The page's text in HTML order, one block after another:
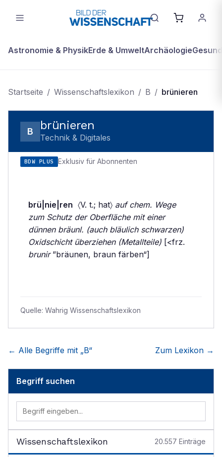
Astronomie & PhysikErde & UmweltArchäologie
Startseite / Wissenschaftslexikon / B / brünieren
B brünieren
Technik & Digitales
BDW PLUS Exklusiv für Abonnenten
brü|nie|ren 〈V. t.; hat〉 auf chem. Wege
zum Schutz der Oberfläche mit einer
dünnen bräunl. (auch bläulich schwarzen)
Oxidschicht überziehen (Metallteile) [<frz.
brunir”bräunen, braun färben“]
Quelle: Wahrig Wissenschaftslexikon
← Alle Begriffe mit „B“ Zum Lexikon →
Begriff suchen
Wissenschaftslexikon 20.557 Einträge